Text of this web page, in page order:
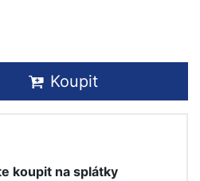
Koupit
koupit na splátky